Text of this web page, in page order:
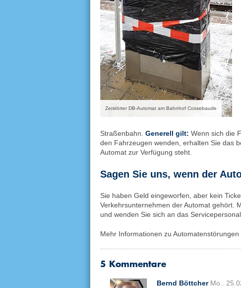
Zerstörter DB-Automat am Bahnhof Cossebaude
Straßenbahn. Generell gilt: Wenn sich die
den Fahrzeugen wenden, erhalten Sie das
Automat zur Verfügung steht.
Sagen Sie uns, wenn der
Sie haben Geld eingeworfen, aber kein
Verkehrsunternehmen der Automat gehört.
und wenden Sie sich an das
Mehr Informationen zu
5 Kommentare
Bernd Böttcher Mo..